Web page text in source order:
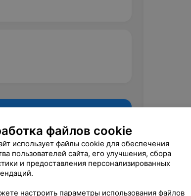
файлов cookie
использует файлы cookie для обеспечения
пользователей сайта, его улучшения, сбора
и предоставления персонализированных
настроить параметры использования файлов